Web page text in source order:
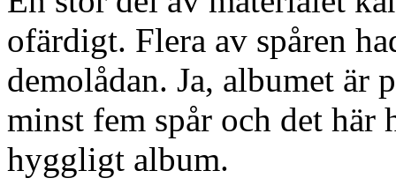
ofärdigt. Flera av spåren
demolådan. Ja, albumet
minst fem spår och det
hyggligt album.